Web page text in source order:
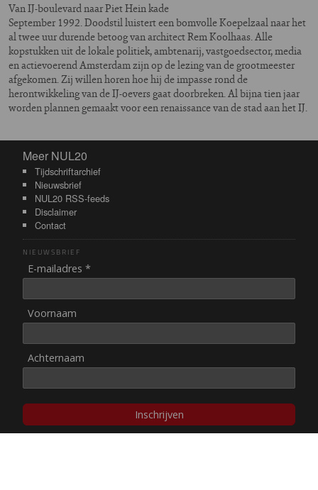
Van IJ-boulevard naar Piet Hein kade
September 1992. Doodstil luistert een bomvolle Koepelzaal naar het
al twee uur durende betoog van architect Rem Koolhaas. Alle
kopstukken uit de lokale politiek, ambtenarij, vastgoedsector, media
en actievoerend Amsterdam zijn op de lezing van de grootmeester
afgekomen. Zij willen horen hoe hij de impasse rond de
herontwikkeling van de IJ-oevers gaat doorbreken. Al bijna tien jaar
worden plannen gemaakt voor een renaissance van de stad aan het IJ.
Meer NUL20
Meer NUL20
Tijdschriftarchief
Nieuwsbrief
NUL20 RSS-feeds
Disclaimer
Contact
NIEUWSBRIEF
E-mailadres *
Voornaam
Achternaam
Inschrijven